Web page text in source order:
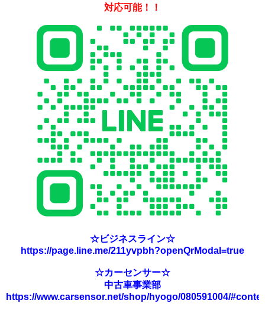
対応可能！！
☆ビジネスライン☆
https://page.line.me/211yvpbh?openQrModal=true
☆カーセンサー☆
中古車事業部
https://www.carsensor.net/shop/hyogo/080591004/